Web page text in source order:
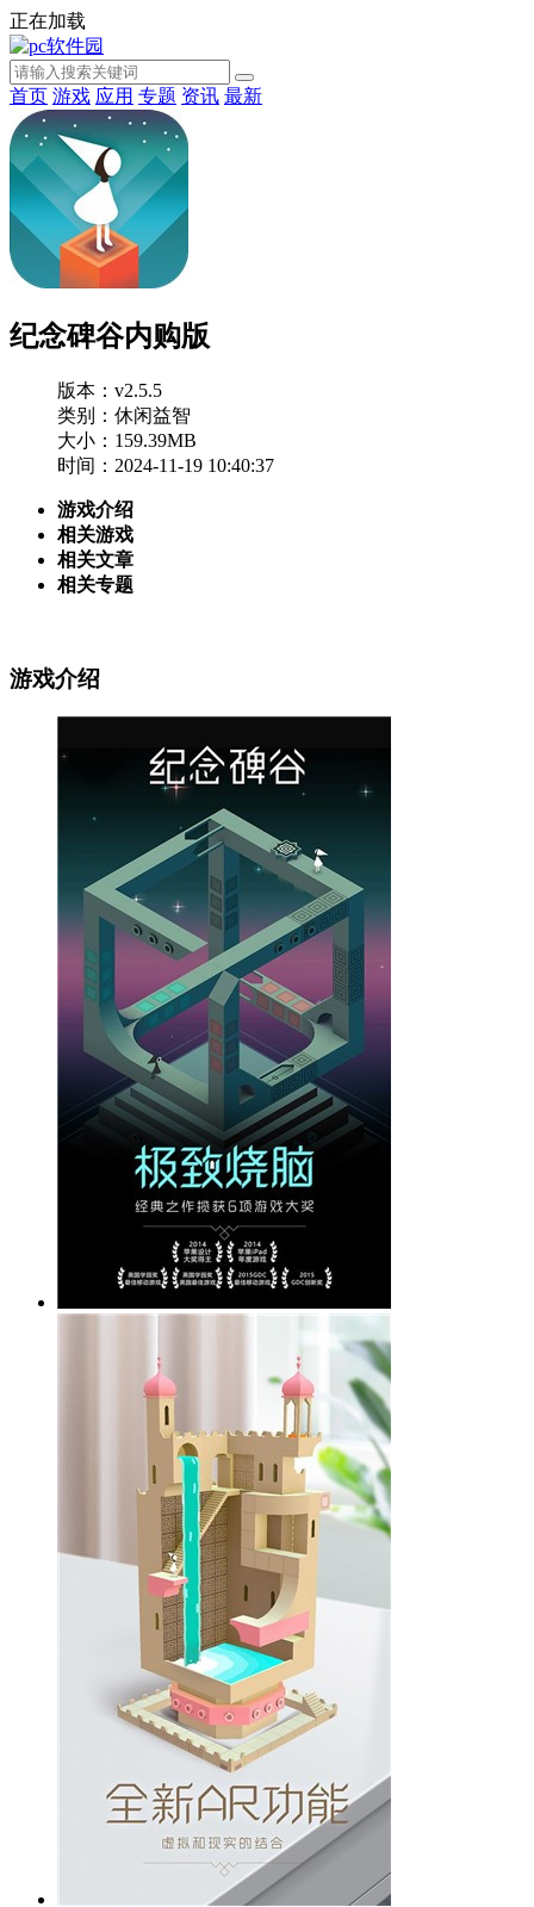
正在加载
首页 游戏 应用 专题 资讯 最新
纪念碑谷内购版
版本：v2.5.5
类别：休闲益智
大小：159.39MB
时间：2024-11-19 10:40:37
游戏介绍
相关游戏
相关文章
相关专题
游戏介绍